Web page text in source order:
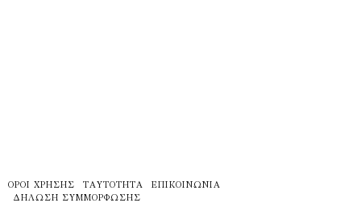
ΌΡΟΙ ΧΡΉΣΗΣ ΤΑΥΤΌΤΗΤΑ
ΕΠΙΚΟΙΝΩΝΊΑ
ΔΉΛΩΣΗ ΣΥΜΜΌΡΦΩΣΗΣ